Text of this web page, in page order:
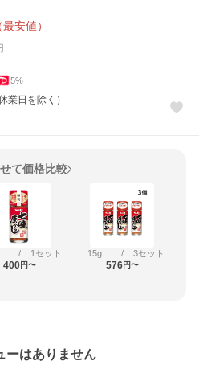
最安値）
5%
業日を除く）
て価格比較
/ 1セット
400円〜
15g / 3セット
576円〜
ーはありません